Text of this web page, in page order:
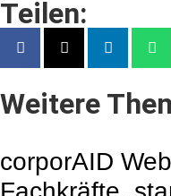
Teilen:
Weitere
corporAID